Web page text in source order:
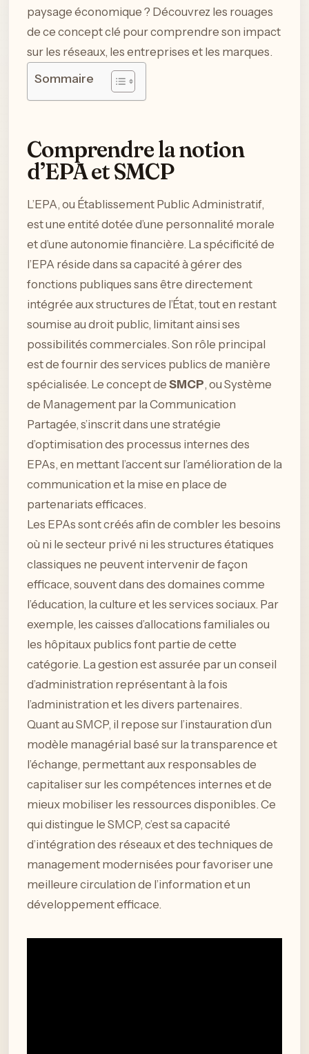
paysage économique ? Découvrez les rouages
de ce concept clé pour comprendre son impact
sur les réseaux, les entreprises et les marques.
Sommaire
Comprendre la notion
d’EPA et SMCP
L’EPA, ou Établissement Public Administratif,
est une entité dotée d’une personnalité morale
et d’une autonomie financière. La spécificité de
l’EPA réside dans sa capacité à gérer des
fonctions publiques sans être directement
intégrée aux structures de l’État, tout en restant
soumise au droit public, limitant ainsi ses
possibilités commerciales. Son rôle principal
est de fournir des services publics de manière
spécialisée. Le concept de SMCP, ou Système
de Management par la Communication
Partagée, s’inscrit dans une stratégie
d’optimisation des processus internes des
EPAs, en mettant l’accent sur l’amélioration de la
communication et la mise en place de
partenariats efficaces.
Les EPAs sont créés afin de combler les besoins
où ni le secteur privé ni les structures étatiques
classiques ne peuvent intervenir de façon
efficace, souvent dans des domaines comme
l’éducation, la culture et les services sociaux. Par
exemple, les caisses d’allocations familiales ou
les hôpitaux publics font partie de cette
catégorie. La gestion est assurée par un conseil
d’administration représentant à la fois
l’administration et les divers partenaires.
Quant au SMCP, il repose sur l’instauration d’un
modèle managérial basé sur la transparence et
l’échange, permettant aux responsables de
capitaliser sur les compétences internes et de
mieux mobiliser les ressources disponibles. Ce
qui distingue le SMCP, c’est sa capacité
d’intégration des réseaux et des techniques de
management modernisées pour favoriser une
meilleure circulation de l’information et un
développement efficace.